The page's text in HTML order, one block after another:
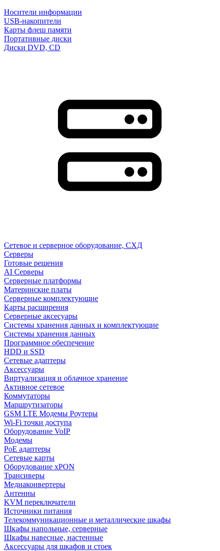
Носители информации
USB-накопители
Карты флеш памяти
Портативные диски
Диски DVD, CD
Сетевое и серверное оборудование, СХД
Cерверы
Готовые решения
AI Серверы
Серверные платформы
Материнские платы
Серверные комплектующие
Карты расширения
Серверные аксесуары
Системы хранения данных и комплектующие
Системы хранения данных
Программное обеспечение
HDD и SSD
Сетевые адаптеры
Аксессуары
Виртуализация и облачное хранение
Активное сетевое
Коммутаторы
Маршрутизаторы
GSM LTE Модемы Роутеры
Wi-Fi точки доступа
Оборудование VoIP
Модемы
PoE адаптеры
Сетевые карты
Оборудование xPON
Трансиверы
Медиаконвертеры
Антенны
KVM переключатели
Источники питания
Телекоммуникационные и металлические шкафы
Шкафы напольные, серверные
Шкафы навесные, настенные
Аксессуары для шкафов и стоек